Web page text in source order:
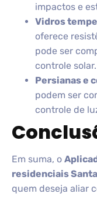
impactos e
Vidros
oferece
pode ser
controle solar.
Persianas e
podem ser
controle de
Em suma, o
residenciais
quem deseja aliar